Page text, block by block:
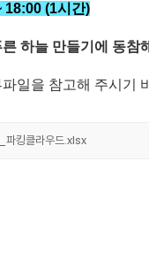
18:00 (1시간)
하늘 만들기에 동참
일을 참고해 주시기
파킹클라우드.xlsx